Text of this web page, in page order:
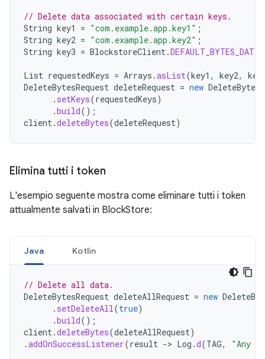
// Delete data associated with certain keys.
String key1 = "com.example.app.key1" ;
String key2 = "com.example.app.key2" ;
String key3 = BlockstoreClient.
List requestedKeys = Arrays .asList(key1 , key2,
DeleteBytesRequest deleteRequest = new
. setKeys(requestedKeys)
.build();
client.deleteBytes(deleteRequest)
Elimina tutti i token
L'esempio seguente mostra come eliminare tutti i token
attualmente salvati in BlockStore:
Java Kotlin
// Delete all data.
DeleteBytesRequest deleteAllRequest = new
. setDeleteAll(true)
.build();
client.deleteBytes(deleteAllRequest)
.addOnSuccessListener(result -> Log .d(TAG, "Any